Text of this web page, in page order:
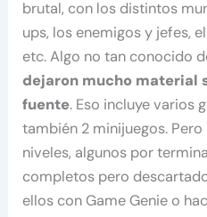
brutal, con los distintos
ups, los enemigos y jefes,
etc. Algo no tan conocido
dejaron mucho material
fuente. Eso incluye varios
también 2 minijuegos.
niveles, algunos por
completos pero
ellos con Game Genie o